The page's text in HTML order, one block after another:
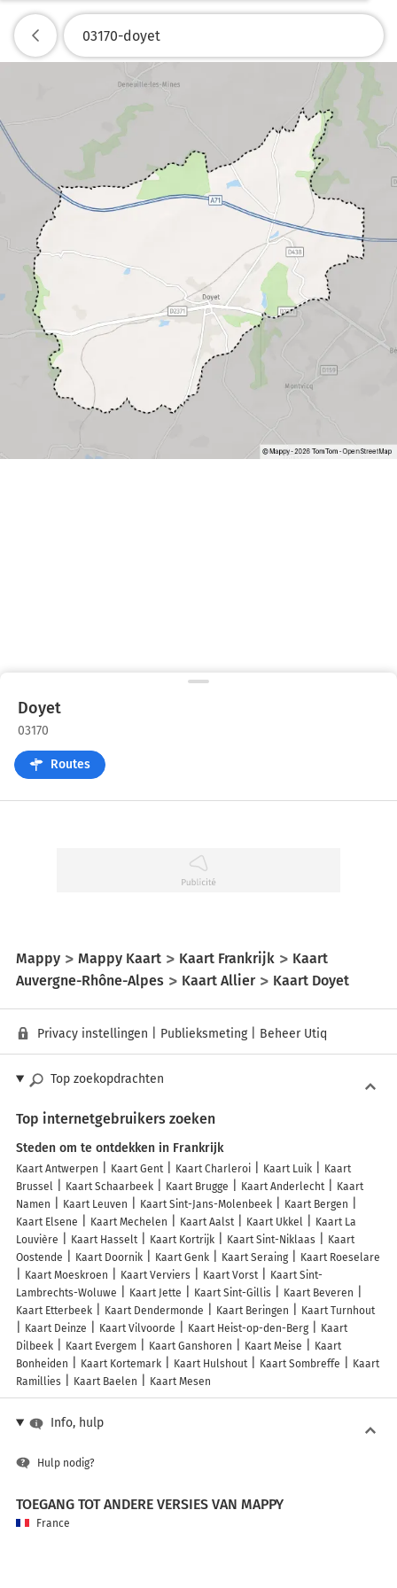
Doyet
03170
Routes
Mappy Mappy Kaart Kaart Frankrijk
Kaart
Auvergne-Rhône-Alpes
Kaart Allier Kaart Doyet
Privacy instellingen Publieksmeting| Beheer Utiq
Top zoekopdrachten
Top internetgebruikers zoeken
Steden om te ontdekken in Frankrijk
Kaart Antwerpen Kaart Gent Kaart Charleroi Kaart Luik
Kaart
Brussel
Kaart Schaarbeek Kaart Brugge Kaart Anderlecht
Kaart
Namen
Kaart Leuven Kaart Sint-Jans-Molenbeek
Kaart Bergen
Kaart Elsene
Kaart Mechelen Kaart Aalst Kaart Ukkel
Kaart La
Louvière
Kaart Hasselt Kaart Kortrijk Kaart Sint-Niklaas
Kaart
Oostende
Kaart Doornik Kaart Genk Kaart Seraing
Kaart Roeselare
Kaart Moeskroen
Kaart Verviers Kaart Vorst
Kaart Sint-
Lambrechts-Woluwe
Kaart Jette Kaart Sint-Gillis
Kaart Beveren
Kaart Etterbeek
Kaart Dendermonde Kaart Beringen
Kaart Turnhout
Kaart Deinze
Kaart Vilvoorde Kaart Heist-op-den-Berg
Kaart
Dilbeek
Kaart Evergem Kaart Ganshoren Kaart Meise
Kaart
Bonheiden
Kaart Kortemark Kaart Hulshout Kaart Sombreffe
Kaart
Ramillies
Kaart Baelen Kaart Mesen
Info, hulp
Hulp nodig?
TOEGANG TOT ANDERE VERSIES VAN MAPPY
France